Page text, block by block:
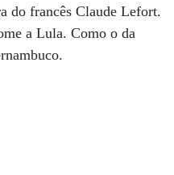
do francês Claude Lefort.
a Lula. Como o da